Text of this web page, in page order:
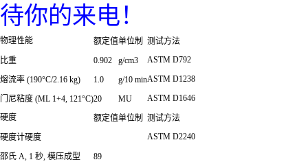
待你的来电！
物理性能 额定值单位制
测试方法
比重
0.902 g/cm3 ASTM D792
熔流率 (190°C/2.16 kg) 1.0 g/10 minASTM D1238
门尼粘度 (ML 1+4, 121°C)20 MU
ASTM D1646
硬度
额定值单位制
测试方法
硬度计硬度
ASTM D2240
邵氏 A, 1 秒, 模压成型
89